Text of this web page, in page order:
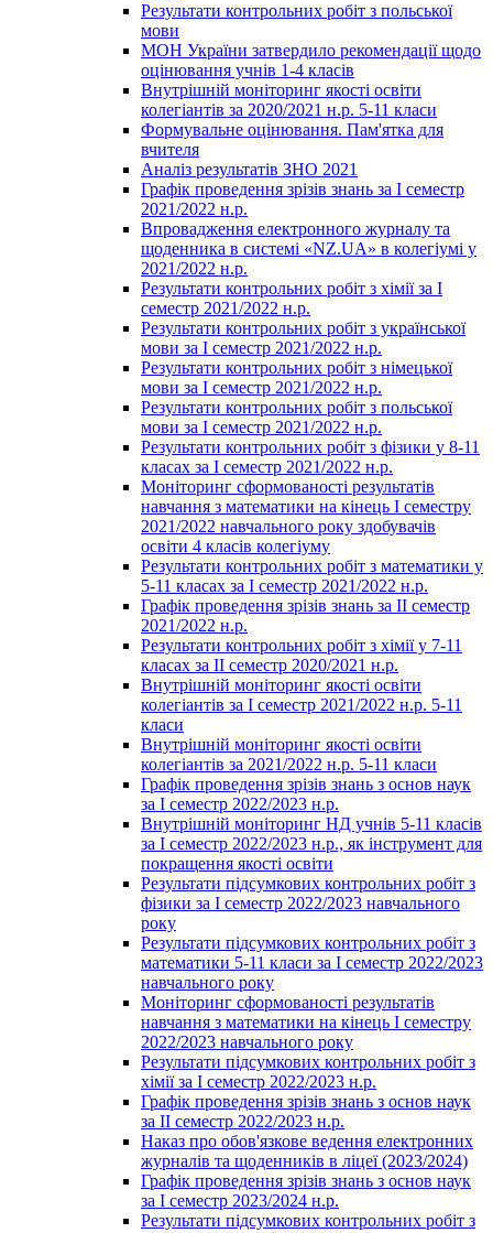
Результати контрольних робіт з польської
мови
МОН України затвердило рекомендації щодо
оцінювання учнів 1-4 класів
Внутрішній моніторинг якості освіти
колегіантів за 2020/2021 н.р. 5-11 класи
Формувальне оцінювання. Пам'ятка для
вчителя
Аналіз результатів ЗНО 2021
Графік проведення зрізів знань за І семестр
2021/2022 н.р.
Впровадження електронного журналу та
щоденника в системі «NZ.UA» в колегіумі у
2021/2022 н.р.
Результати контрольних робіт з хімії за І
семестр 2021/2022 н.р.
Результати контрольних робіт з української
мови за І семестр 2021/2022 н.р.
Результати контрольних робіт з німецької
мови за І семестр 2021/2022 н.р.
Результати контрольних робіт з польської
мови за І семестр 2021/2022 н.р.
Результати контрольних робіт з фізики у 8-11
класах за І семестр 2021/2022 н.р.
Моніторинг сформованості результатів
навчання з математики на кінець І семестру
2021/2022 навчального року здобувачів
освіти 4 класів колегіуму
Результати контрольних робіт з математики у
5-11 класах за І семестр 2021/2022 н.р.
Графік проведення зрізів знань за ІІ семестр
2021/2022 н.р.
Результати контрольних робіт з хімії у 7-11
класах за ІІ семестр 2020/2021 н.р.
Внутрішній моніторинг якості освіти
колегіантів за І семестр 2021/2022 н.р. 5-11
класи
Внутрішній моніторинг якості освіти
колегіантів за 2021/2022 н.р. 5-11 класи
Графік проведення зрізів знань з основ наук
за І семестр 2022/2023 н.р.
Внутрішній моніторинг НД учнів 5-11 класів
за І семестр 2022/2023 н.р., як інструмент для
покращення якості освіти
Результати підсумкових контрольних робіт з
фізики за І семестр 2022/2023 навчального
року
Результати підсумкових контрольних робіт з
математики 5-11 класи за І семестр 2022/2023
навчального року
Моніторинг сформованості результатів
навчання з математики на кінець І семестру
2022/2023 навчального року
Результати підсумкових контрольних робіт з
хімії за І семестр 2022/2023 н.р.
Графік проведення зрізів знань з основ наук
за ІІ семестр 2022/2023 н.р.
Наказ про обов'язкове ведення електронних
журналів та щоденників в ліцеї (2023/2024)
Графік проведення зрізів знань з основ наук
за І семестр 2023/2024 н.р.
Результати підсумкових контрольних робіт з